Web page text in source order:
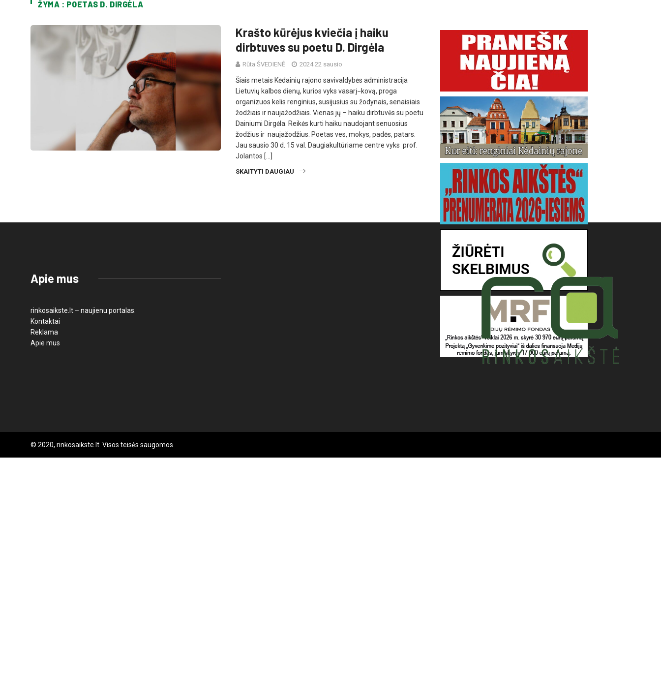
ŽYMA : POETAS D. DIRGĖLA
Krašto kūrėjus kviečia į haiku
dirbtuves su poetu D. Dirgėla
Rūta ŠVEDIENĖ 2024 22 sausio
Šiais metais Kėdainių rajono savivaldybės administracija
Lietuvių kalbos dienų, kurios vyks vasarį−kovą, proga
organizuos kelis renginius, susijusius su žodynais, senaisiais
žodžiais ir naujažodžiais. Vienas jų – haiku dirbtuvės su poetu
Dainiumi Dirgėla. Reikės kurti haiku naudojant senuosius
žodžius ir naujažodžius. Poetas ves, mokys, padės, patars.
Jau sausio 30 d. 15 val. Daugiakultūriame centre vyks prof.
Jolantos […]
SKAITYTI DAUGIAU
Apie mus
rinkosaikste.lt – naujienu portalas.
Kontaktai
Reklama
Apie mus
© 2020, rinkosaikste.lt. Visos teisės saugomos.